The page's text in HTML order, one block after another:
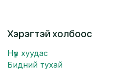
Хэрэгтэй холбоос
Нүүр хуудас
Бидний тухай